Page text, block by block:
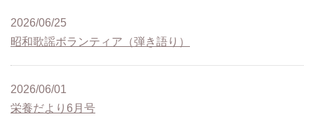
2026/06/25
昭和歌謡ボランティア（弾き語り）
2026/06/01
栄養だより6月号